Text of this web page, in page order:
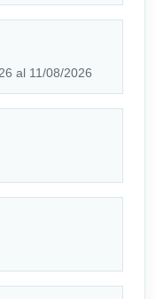
al 11/08/2026